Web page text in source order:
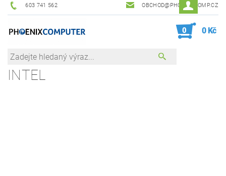
603 741 562 OBCHOD@PHOENIXCOMP.CZ
0 0 Kč
INTEL